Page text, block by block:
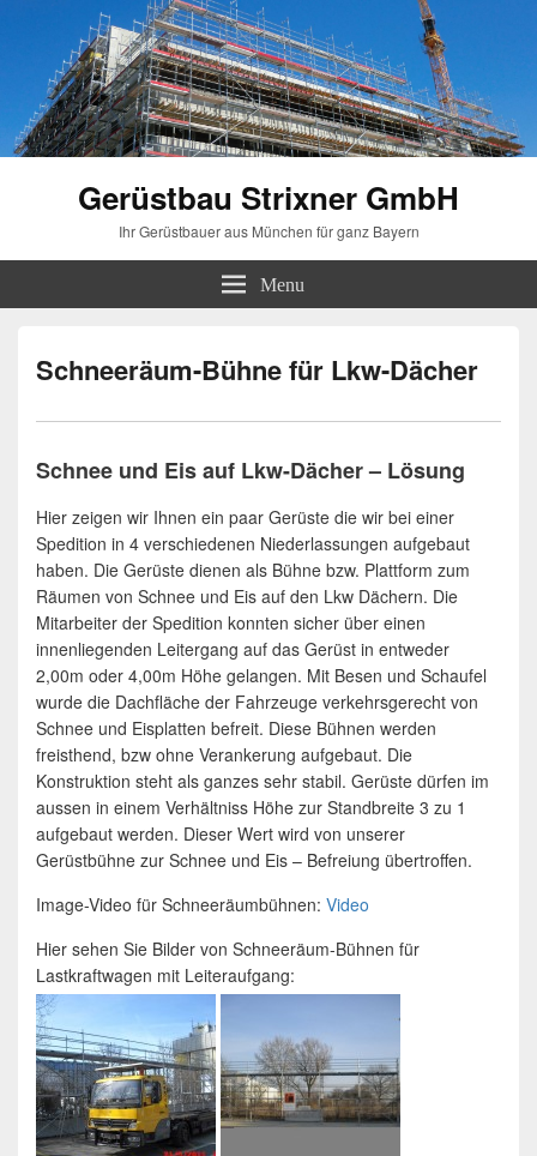
Gerüstbau Strixner GmbH
Ihr Gerüstbauer aus München für ganz Bayern
Menu
Schneeräum-Bühne für Lkw-Dächer
Schnee und Eis auf Lkw-Dächer – Lösung
Hier zeigen wir Ihnen ein paar Gerüste die wir bei einer
Spedition in 4 verschiedenen Niederlassungen aufgebaut
haben. Die Gerüste dienen als Bühne bzw. Plattform zum
Räumen von Schnee und Eis auf den Lkw Dächern. Die
Mitarbeiter der Spedition konnten sicher über einen
innenliegenden Leitergang auf das Gerüst in entweder
2,00m oder 4,00m Höhe gelangen. Mit Besen und Schaufel
wurde die Dachfläche der Fahrzeuge verkehrsgerecht von
Schnee und Eisplatten befreit. Diese Bühnen werden
freisthend, bzw ohne Verankerung aufgebaut. Die
Konstruktion steht als ganzes sehr stabil. Gerüste dürfen im
aussen in einem Verhältniss Höhe zur Standbreite 3 zu 1
aufgebaut werden. Dieser Wert wird von unserer
Gerüstbühne zur Schnee und Eis – Befreiung übertroffen.
Image-Video für Schneeräumbühnen: Video
Hier sehen Sie Bilder von Schneeräum-Bühnen für
Lastkraftwagen mit Leiteraufgang: